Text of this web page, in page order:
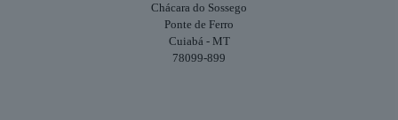
Chácara do Sossego
Ponte de Ferro
Cuiabá - MT
78099-899